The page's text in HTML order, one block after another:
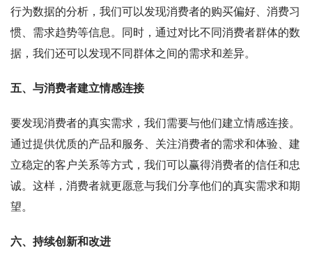
行为数据的分析，我们可以发现消费者的购买偏好、消费习
惯、需求趋势等信息。同时，通过对比不同消费者群体的数
据，我们还可以发现不同群体之间的需求和差异。
五、与消费者建立情感连接
要发现消费者的真实需求，我们需要与他们建立情感连接。
通过提供优质的产品和服务、关注消费者的需求和体验、建
立稳定的客户关系等方式，我们可以赢得消费者的信任和忠
诚。这样，消费者就更愿意与我们分享他们的真实需求和期
望。
六、持续创新和改进